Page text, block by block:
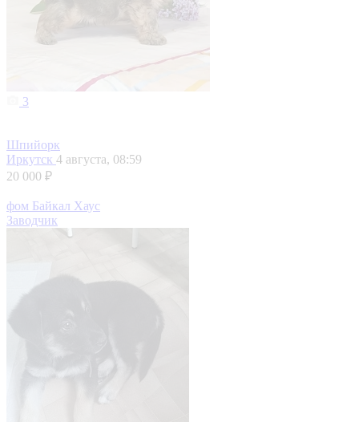
3
Шпийорк
Иркутск 4 августа, 08:59
20 000 ₽
фом Байкал Хаус
Заводчик